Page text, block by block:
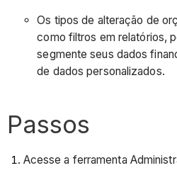
Os tipos de alteração de
como filtros em relatórios,
segmente seus dados
de dados personalizados.
Passos
Acesse a ferramenta